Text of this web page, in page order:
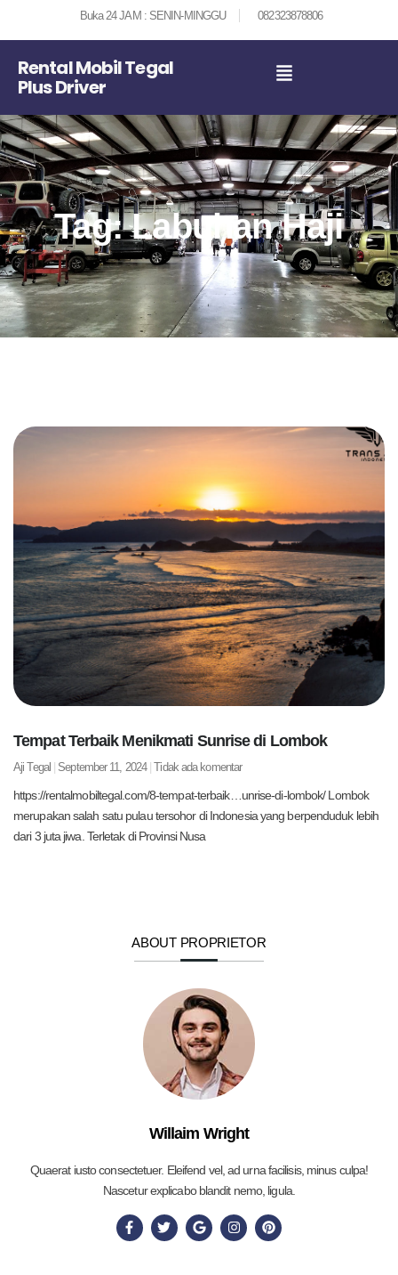
Buka 24 JAM : SENIN-MINGGU 082323878806
Rental Mobil Tegal
Plus Driver
Tag: Labuhan Haji
Tempat Terbaik Menikmati Sunrise di Lombok
Aji Tegal September 11, 2024 Tidak ada komentar
https://rentalmobiltegal.com/8-tempat-terbaik…unrise-di-lombok/ Lombok
merupakan salah satu pulau tersohor di Indonesia yang berpenduduk lebih
dari 3 juta jiwa. Terletak di Provinsi Nusa
ABOUT PROPRIETOR
Willaim Wright
Quaerat iusto consectetuer. Eleifend vel, ad urna facilisis, minus culpa!
Nascetur explicabo blandit nemo, ligula.